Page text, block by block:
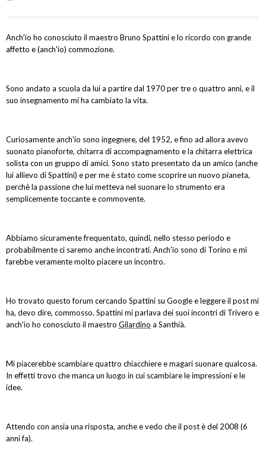
Anch'io ho conosciuto il maestro Bruno Spattini e lo ricordo con grande
affetto e (anch'io) commozione.
Sono andato a scuola da lui a partire dal 1970 per tre o quattro anni, e il
suo insegnamento mi ha cambiato la vita.
Curiosamente anch'io sono ingegnere, del 1952, e fino ad allora avevo
suonato pianoforte, chitarra di accompagnamento e la chitarra elettrica
solista con un gruppo di amici. Sono stato presentato da un amico (anche
lui allievo di Spattini) e per me è stato come scoprire un nuovo pianeta,
perchè la passione che lui metteva nel suonare lo strumento era
semplicemente toccante e commovente.
Abbiamo sicuramente frequentato, quindi, nello stesso periodo e
probabilmente ci saremo anche incontrati. Anch'io sono di Torino e mi
farebbe veramente molto piacere un incontro.
Ho trovato questo forum cercando Spattini su Google e leggere il post mi
ha, devo dire, commosso. Spattini mi parlava dei suoi incontri di Trivero e
anch'io ho conosciuto il maestro Gilardino a Santhià.
Mi piacerebbe scambiare quattro chiacchiere e magari suonare qualcosa.
In effetti trovo che manca un luogo in cui scambiare le impressioni e le
idee.
Attendo con ansia una risposta, anche e vedo che il post è del 2008 (6
anni fa).